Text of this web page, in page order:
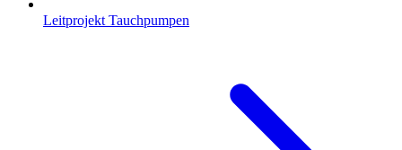
Leitprojekt Tauchpumpen